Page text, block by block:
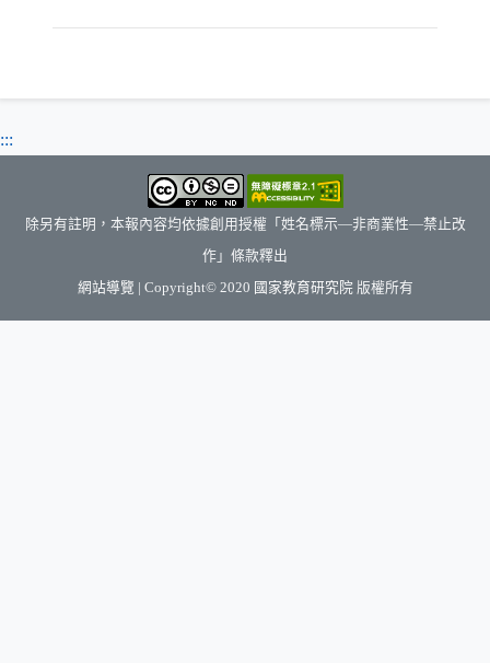
:::
除另有註明，本報內容均依據創用授權「姓名標示—非商業性—禁止改
作」條款釋出
網站導覽 | Copyright© 2020 國家教育研究院（另開新視窗）
版權所有